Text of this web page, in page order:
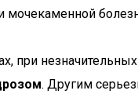
мочекаменной
при
. Другим